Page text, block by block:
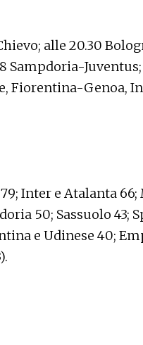
alle 20.30
Sampdoria-
Fiorentina-Genoa,
Inter e Atalanta 66;
50; Sassuolo 43;
e Udinese 40;